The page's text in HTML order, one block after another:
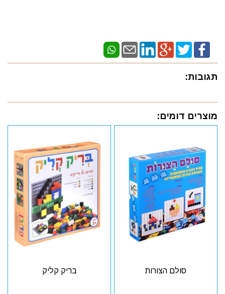
תגובות:
מוצרים דומים:
סולם הצורות בריק קליק